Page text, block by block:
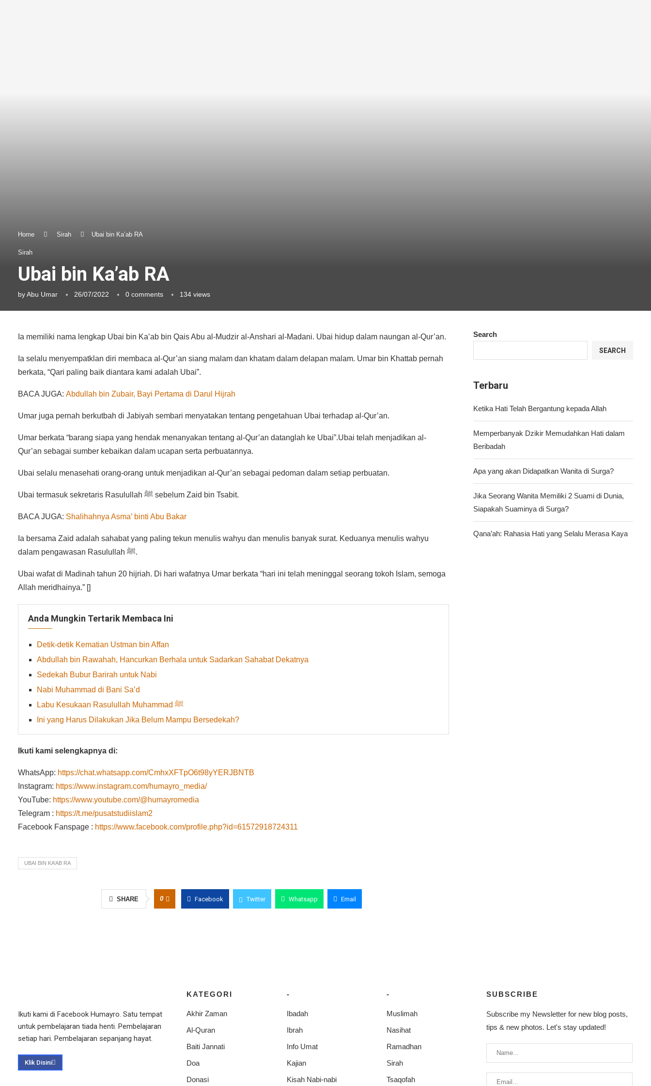
Home Sirah Ubai bin Ka’ab RA
Sirah
Ubai bin Ka’ab RA
byAbu Umar 26/07/2022 0 comments 134 views
Ia memiliki nama lengkap Ubai bin Ka’ab bin Qais Abu al-Mudzir al-Anshari al-Madani. Ubai hidup dalam naungan al-Qur’an.
Ia selalu menyempatklan diri membaca al-Qur’an siang malam dan khatam dalam delapan malam. Umar bin Khattab pernah
berkata, “Qari paling baik diantara kami adalah Ubai”.
BACA JUGA: Abdullah bin Zubair, Bayi Pertama di Darul Hijrah
Umar juga pernah berkutbah di Jabiyah sembari menyatakan tentang pengetahuan Ubai terhadap al-Qur’an.
Umar berkata “barang siapa yang hendak menanyakan tentang al-Qur’an datanglah ke Ubai”.Ubai telah menjadikan al-
Qur’an sebagai sumber kebaikan dalam ucapan serta perbuatannya.
Ubai selalu menasehati orang-orang untuk menjadikan al-Qur’an sebagai pedoman dalam setiap perbuatan.
Ubai termasuk sekretaris Rasulullah ﷺ sebelum Zaid bin Tsabit.
BACA JUGA: Shalihahnya Asma’ binti Abu Bakar
Ia bersama Zaid adalah sahabat yang paling tekun menulis wahyu dan menulis banyak surat. Keduanya menulis wahyu
dalam pengawasan Rasulullah ﷺ.
Ubai wafat di Madinah tahun 20 hijriah. Di hari wafatnya Umar berkata “hari ini telah meninggal seorang tokoh Islam, semoga
Allah meridhainya.” []
Anda Mungkin Tertarik Membaca Ini
Detik-detik Kematian Ustman bin Affan
Abdullah bin Rawahah, Hancurkan Berhala untuk Sadarkan Sahabat Dekatnya
Sedekah Bubur Barirah untuk Nabi
Nabi Muhammad di Bani Sa’d
Labu Kesukaan Rasulullah Muhammad ﷺ
Ini yang Harus Dilakukan Jika Belum Mampu Bersedekah?
Ikuti kami selengkapnya di:
WhatsApp: https://chat.whatsapp.com/CmhxXFTpO6t98yYERJBNTB
Instagram: https://www.instagram.com/humayro_media/
YouTube: https://www.youtube.com/@humayromedia
Telegram : https://t.me/pusatstudiislam2
Facebook Fanspage : https://www.facebook.com/profile.php?id=61572918724311
UBAI BIN KA’AB RA
SHARE 0 Facebook Twitter Whatsapp Email
Search
SEARCH
Terbaru
Ketika Hati Telah Bergantung kepada Allah
Memperbanyak Dzikir Memudahkan Hati dalam
Beribadah
Apa yang akan Didapatkan Wanita di Surga?
Jika Seorang Wanita Memiliki 2 Suami di Dunia,
Siapakah Suaminya di Surga?
Qana’ah: Rahasia Hati yang Selalu Merasa Kaya
Ikuti kami di Facebook Humayro. Satu tempat
untuk pembelajaran tiada henti. Pembelajaran
setiap hari. Pembelajaran sepanjang hayat.
Klik Disini
KATEGORI
Akhir Zaman
Al-Quran
Baiti Jannati
Doa
Donasi
-
Ibadah
Ibrah
Info Umat
Kajian
Kisah Nabi-nabi
-
Muslimah
Nasihat
Ramadhan
Sirah
Tsaqofah
SUBSCRIBE
Subscribe my Newsletter for new blog posts,
tips & new photos. Let's stay updated!